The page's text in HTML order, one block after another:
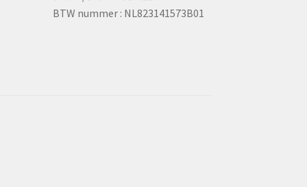
BTW nummer : NL823141573B01